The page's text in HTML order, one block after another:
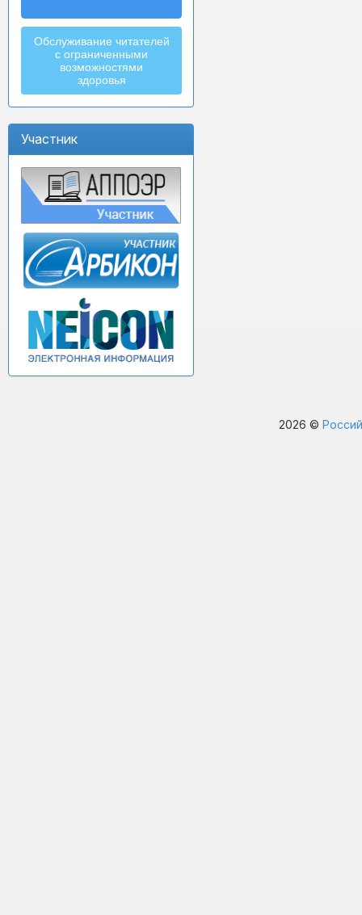
Обслуживание читателей
с ограниченными
возможностями
здоровья
Участник
2026 ©